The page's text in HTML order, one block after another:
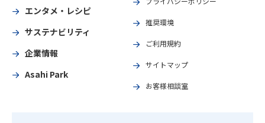
エンタメ・レシピ
サステナビリティ
企業情報
Asahi Park
推奨環境
ご利用規約
サイトマップ
お客様相談室